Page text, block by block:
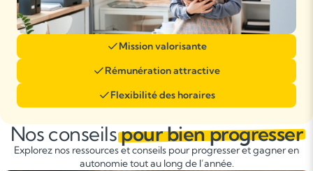
Mission valorisante
Rémunération attractive
Flexibilité des horaires
Nos conseilspour bien progresser
Explorez nos ressources et conseils pour progresser et gagner en
autonomie tout au long de l’année.